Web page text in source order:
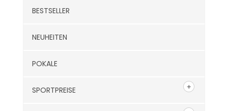
BESTSELLER
NEUHEITEN
POKALE
SPORTPREISE